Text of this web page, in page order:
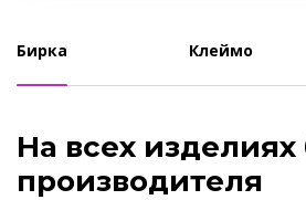
Бирка Клеймо
На всех изделиях
производителя